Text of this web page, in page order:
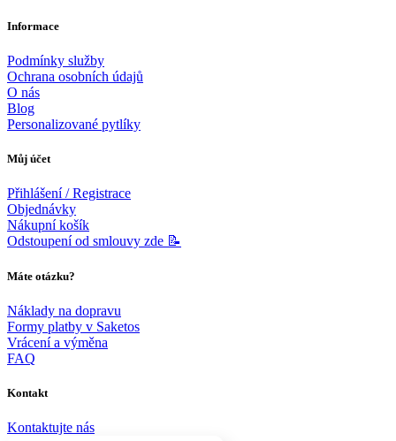
Informace
Podmínky služby
Ochrana osobních údajů
O nás
Blog
Personalizované pytlíky
Můj účet
Přihlášení / Registrace
Objednávky
Nákupní košík
Odstoupení od smlouvy zde 📝
Máte otázku?
Náklady na dopravu
Formy platby v Saketos
Vrácení a výměna
FAQ
Kontakt
Kontaktujte nás